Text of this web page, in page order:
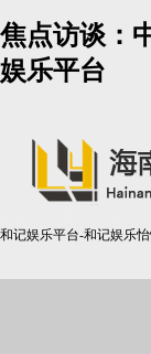
焦点访谈：
娱乐平台
和记娱乐平台-和记娱乐